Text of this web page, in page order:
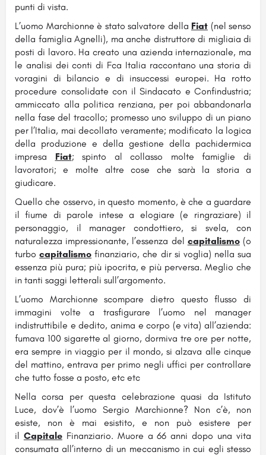
punti di vista.
L’uomo Marchionne è stato salvatore della Fiat (nel senso
della famiglia Agnelli), ma anche distruttore di migliaia di
posti di lavoro. Ha creato una azienda internazionale, ma
le analisi dei conti di Fca Italia raccontano una storia di
voragini di bilancio e di insuccessi europei. Ha rotto
procedure consolidate con il Sindacato e Confindustria;
ammiccato alla politica renziana, per poi abbandonarla
nella fase del tracollo; promesso uno sviluppo di un piano
per l’Italia, mai decollato veramente; modificato la logica
della produzione e della gestione della pachidermica
impresa Fiat; spinto al collasso molte famiglie di
lavoratori; e molte altre cose che sarà la storia a
giudicare.
Quello che osservo, in questo momento, è che a guardare
il fiume di parole intese a elogiare (e ringraziare) il
personaggio, il manager condottiero, si svela, con
naturalezza impressionante, l’essenza del capitalismo(o
turbocapitalismo finanziario, che dir si voglia) nella sua
essenza più pura; più ipocrita, e più perversa. Meglio che
in tanti saggi letterali sull’argomento.
L’uomo Marchionne scompare dietro questo flusso di
immagini volte a trasfigurare l’uomo nel manager
indistruttibile e dedito, anima e corpo (e vita) all’azienda:
fumava 100 sigarette al giorno, dormiva tre ore per notte,
era sempre in viaggio per il mondo, si alzava alle cinque
del mattino, entrava per primo negli uffici per controllare
che tutto fosse a posto, etc etc
Nella corsa per questa celebrazione quasi da Istituto
Luce, dov’è l’uomo Sergio Marchionne? Non c’è, non
esiste, non è mai esistito, e non può esistere per
il CapitaleFinanziario. Muore a 66 anni dopo una vita
consumata all’interno di un meccanismo in cui egli stesso